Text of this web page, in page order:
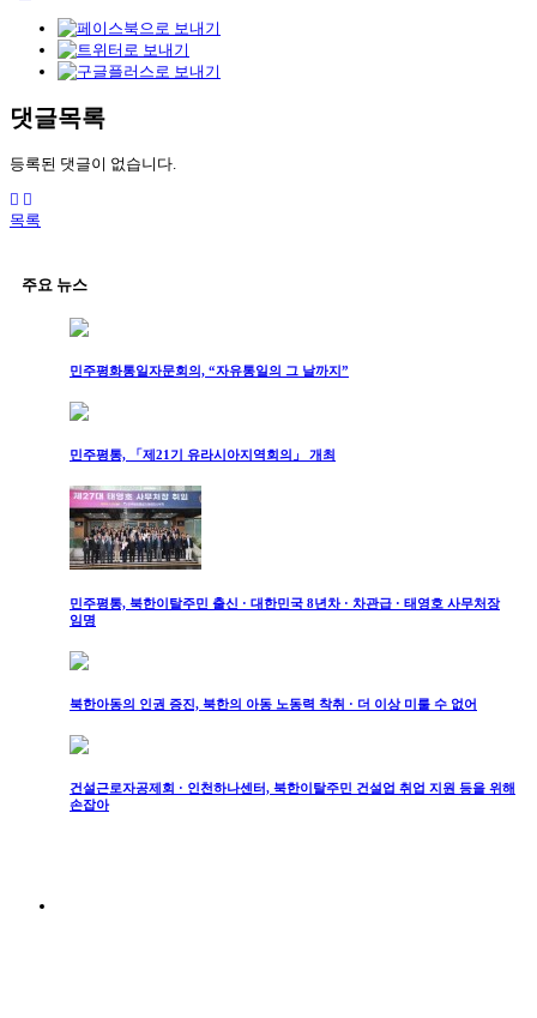
댓글목록
등록된 댓글이 없습니다.
목록
주요 뉴스
민주평화통일자문회의, “자유통일의 그 날까지”
민주평통, 「제21기 유라시아지역회의」 개최
민주평통, 북한이탈주민 출신 · 대한민국 8년차 · 차관급 · 태영호 사무처장
임명
북한아동의 인권 증진, 북한의 아동 노동력 착취 · 더 이상 미룰 수 없어
건설근로자공제회 · 인천하나센터, 북한이탈주민 건설업 취업 지원 등을 위해
손잡아